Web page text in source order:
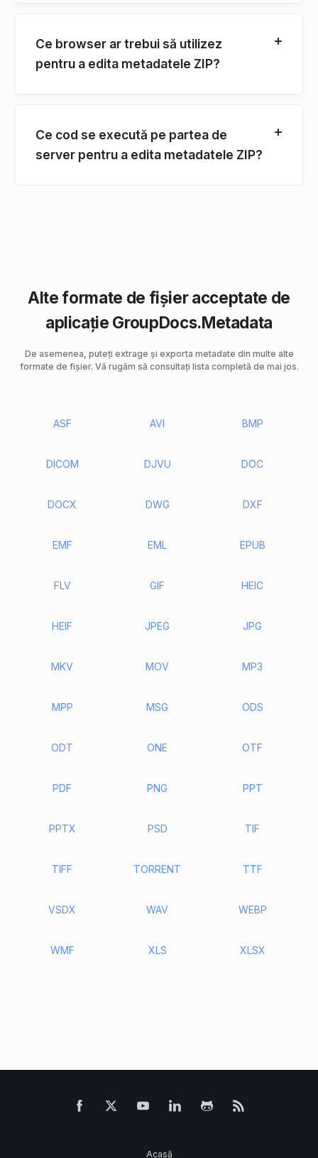
Ce browser ar trebui să utilizez
pentru a edita metadatele ZIP?
Ce cod se execută pe partea de
server pentru a edita metadatele ZIP?
Alte formate de fișier acceptate de
aplicație GroupDocs.Metadata
De asemenea, puteți extrage și exporta metadate din multe alte
formate de fișier. Vă rugăm să consultați lista completă de mai jos.
ASF AVI BMP
DICOM DJVU DOC
DOCX DWG DXF
EMF EML EPUB
FLV GIF HEIC
HEIF JPEG JPG
MKV MOV MP3
MPP MSG ODS
ODT ONE OTF
PDF PNG PPT
PPTX PSD TIF
TIFF TORRENT TTF
VSDX WAV WEBP
WMF XLS XLSX
Acasă